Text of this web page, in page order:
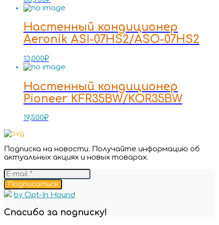
Настенный кондиционер
Aeronik ASI-07HS2/ASO-07HS2
13,000₽
Настенный кондиционер
Pioneer KFR35BW/KOR35BW
19,500₽
Подписка на новости. Получайте информацию об
актуальных акциях и новых товарах.
Подписаться
by Opt-In Hound
Спасибо за подписку!